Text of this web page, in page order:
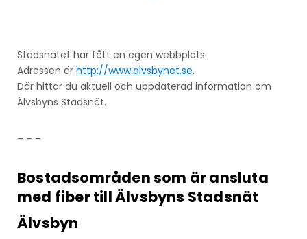
Stadsnätet har fått en egen webbplats.
Adressen är http://www.alvsbynet.se.
Där hittar du aktuell och uppdaterad information om
Älvsbyns Stadsnät.
– – –
Bostadsområden som är ansluta
med fiber till Älvsbyns Stadsnät
Älvsbyn